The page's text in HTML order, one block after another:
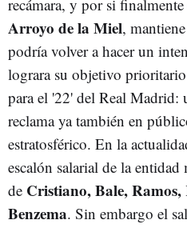
recámara, y por si
Arroyo de la Miel,
podría volver a hacer un
lograra su objetivo
para el '22' del Real Madrid:
reclama ya también en
estratosférico. En la
escalón salarial de la
de Cristiano, Bale,
Benzema. Sin embargo el